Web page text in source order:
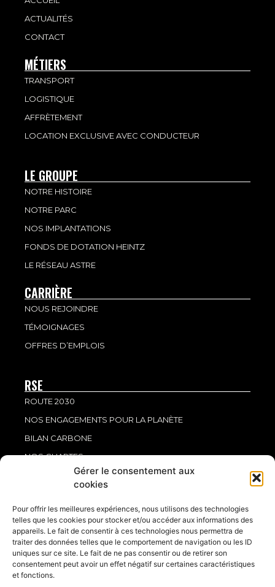
Gérer le consentement aux
cookies
Pour offrir les meilleures expériences, nous utilisons des technologies
telles que les cookies pour stocker et/ou accéder aux informations des
appareils. Le fait de consentir à ces technologies nous permettra de
traiter des données telles que le comportement de navigation ou les ID
uniques sur ce site. Le fait de ne pas consentir ou de retirer son
consentement peut avoir un effet négatif sur certaines caractéristiques
et fonctions.
ACTUALITÉS
CONTACT
MÉTIERS
TRANSPORT
LOGISTIQUE
AFFRÈTEMENT
LOCATION EXCLUSIVE AVEC CONDUCTEUR
LE GROUPE
NOTRE HISTOIRE
NOTRE PARC
NOS IMPLANTATIONS
FONDS DE DOTATION HEINTZ
LE RÉSEAU ASTRE
CARRIÈRE
NOUS REJOINDRE
TÉMOIGNAGES
OFFRES D’EMPLOIS
RSE
ROUTE 2030
NOS ENGAGEMENTS POUR LA PLANÈTE
BILAN CARBONE
NOS CHARTES
NOS CERTIFICATIONS
LÉGAL
MENTIONS LÉGALES
POLITIQUE DE CONFIDENTIALITÉ
POLITIQUE DE COOKIES (UE)